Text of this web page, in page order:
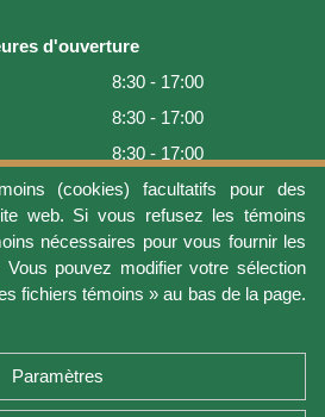
(cookies) facultatifs pour des
web. Si vous refusez les témoins
nécessaires pour vous fournir les
pouvez modifier votre sélection
fichiers témoins » au bas de la page.
Paramètres
d'ouverture
8:30 - 17:00
8:30 - 17:00
8:30 - 17:00
8:30 - 17:00
8:30 - 17:00
9:00 - 16:00
Fermé